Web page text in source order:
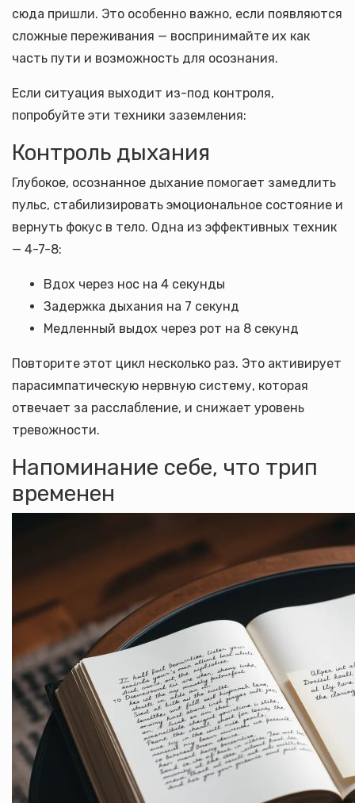
сюда пришли. Это особенно важно, если появляются
сложные переживания — воспринимайте их как
часть пути и возможность для осознания.
Если ситуация выходит из-под контроля,
попробуйте эти техники заземления:
Контроль дыхания
Глубокое, осознанное дыхание помогает замедлить
пульс, стабилизировать эмоциональное состояние и
вернуть фокус в тело. Одна из эффективных техник
— 4-7-8:
Вдох через нос на 4 секунды
Задержка дыхания на 7 секунд
Медленный выдох через рот на 8 секунд
Повторите этот цикл несколько раз. Это активирует
парасимпатическую нервную систему, которая
отвечает за расслабление, и снижает уровень
тревожности.
Напоминание себе, что трип
временен